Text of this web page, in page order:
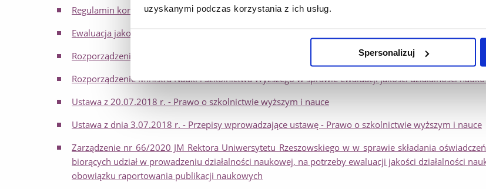
uzyskanymi podczas korzystania z ich usług.
Spersonalizuj
Regulamin korzystania z infrastruktury badawczej (24.10.2019)
Ewaluacja jakości działalności naukowej - przewodnik
Rozporządzenie MEiN w sprawie dziedzin nauki i dyscyplin naukowych oraz dyscyplin artystycznych
Rozporządzenie Ministra Nauki i Szkolnictwa Wyższego w sprawie ewaluacji jakości działalności
Ustawa z 20.07.2018 r. - Prawo o szkolnictwie wyższym i nauce
Ustawa z dnia 3.07.2018 r. - Przepisy wprowadzające ustawę - Prawo o szkolnictwie wyższym i nauce
Zarządzenie nr 66/2020 JM Rektora Uniwersytetu Rzeszowskiego w w sprawie składania
biorących udział w prowadzeniu działalności naukowej, na potrzeby ewaluacji jakości działalności
obowiązku raportowania publikacji naukowych